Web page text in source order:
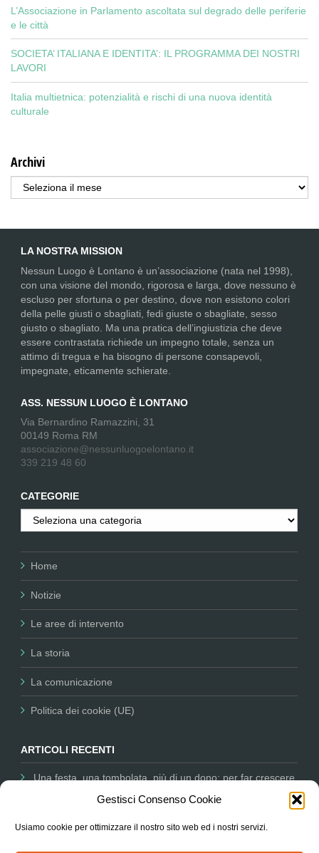
Gestisci Consenso Cookie
Usiamo cookie per ottimizzare il nostro sito web ed i nostri servizi.
L’Associazione in Parlamento ascoltata sul degrado delle periferie
e le città
SOCIETA’ ITALIANA E IDENTITA’: IL PROGRAMMA DEI NOSTRI
LAVORI
Italia multietnica: potenzialità e rischi di una nuova identità
culturale
Archivi
Archivi
LA NOSTRA MISSION
Nessun Luogo è Lontano è un’associazione (nata nel 1998),
con una visione del mondo, rigorosa e larga, dove nessuno è
escluso per sfortuna o per destino, dove non esistono colori
della pelle giusti o sbagliati, fedi giuste o sbagliate, sesso
giusto o sbagliato. Ma una pratica dell’ingiustizia che deve
essere contrastata richiede un impegno totale, senza un
attimo di tregua e ha bisogno di persone consapevoli,
impegnate, eticamente schierate.
ASS. NESSUN LUOGO È LONTANO
Via Bernardino Ramazzini, 31
00149 Roma RM
associazione@nessunluogoelontano.it
339 219 48 60
CATEGORIE
Categorie
Home
Notizie
Le aree di intervento
La storia
La comunicazione
Politica dei cookie (UE)
ARTICOLI RECENTI
Una festa, una tombolata, più di un dono: per far crescere
dell’Università salesiana